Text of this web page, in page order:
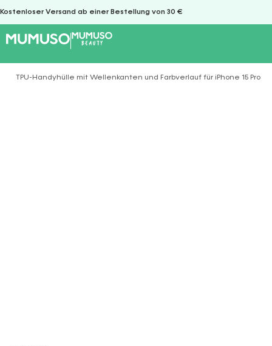
Kostenloser Versand ab einer Bestellung von 30 €
Sie befinden sich hier:
TPU-Handyhülle mit Wellenkanten und Farbverlauf für iPhone 15 Pro